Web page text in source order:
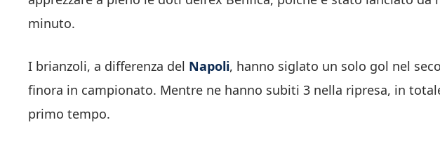
minuto.
I brianzoli, a differenza del Napoli, hanno siglato un solo gol nel
finora in campionato. Mentre ne hanno subiti 3 nella ripresa, in
primo tempo.